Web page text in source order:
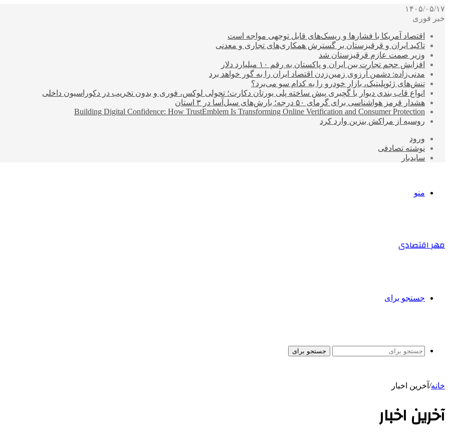
۱۴۰۵/۰۵/۱۷
خبر فوری
اقتصاد آمریکا با فشارها و ریسک‌های قابل توجهی مواجه است
تاکید ایران و قرقیزستان بر گسترش همکاری‌های تجاری و معدنی
وزیر صمت عازم قرقیزستان شد
افزایش حجم تجارت بین ایران و پاکستان به رقم ۱۰ میلیارد دلار
مدنی‌زاده: دشمن آرزوی زمین‌زدن اقتصاد ایران را به گور خواهد برد
تنش‌های ژئوپلیتیک، بازار خودرو را به کدام سو می‌برد؟
انواع قاب بندی دیوار با گچبری پیش ساخته پلی یورتان دکارت؛ تحولی لوکس، فوری و بدون تخریب در دکوراسیون داخلی
هشدار قرمز هواشناسی برای گرمای ۵۰ درجه؛ بارش‌های سیل‌آسا در ۳ استان
Building Digital Confidence: How TrustEmblem Is Transforming Online Verification and Consumer Protection
روسیه از مراکش بنزین وارد کرد
ورود
نوشته تصادفی
سایدبار
منو
مهر اقتصادی
جستجو برای
جستجو برای
خانه/ آخرین اخبار
آخرین اخبار